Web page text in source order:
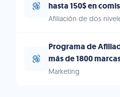
hasta 150$ en
Afiliación de dos
Programa de
más de 1800
Marketing